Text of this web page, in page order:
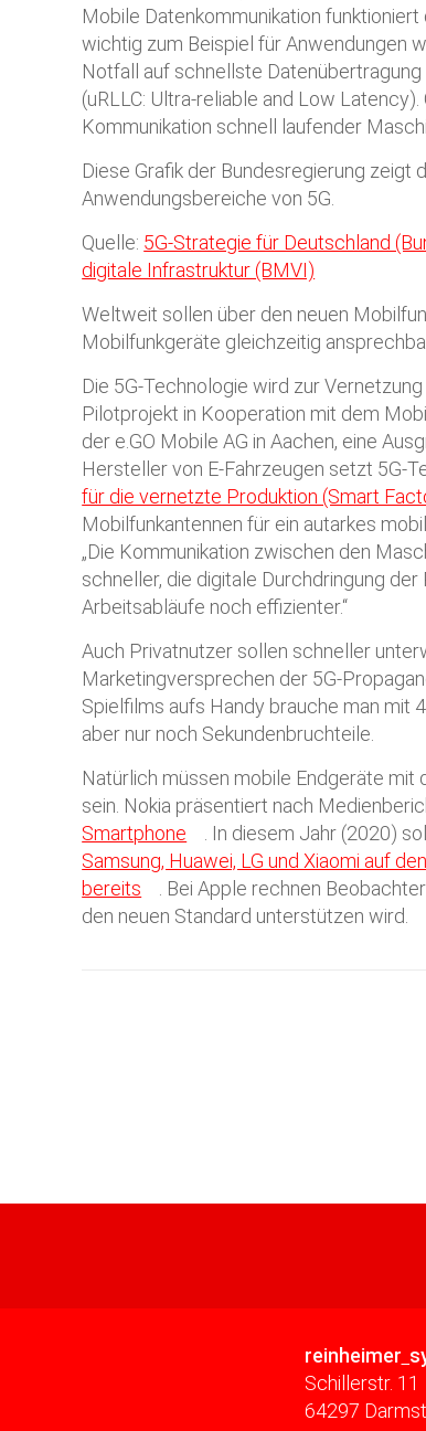
Mobile Datenkommunikation
wichtig zum Beispiel für Anwendungen
Notfall auf schnellste
(uRLLC: Ultra-reliable and Low
Kommunikation schnell laufender
Diese Grafik der Bundesregierung zeigt
Anwendungsbereiche von 5G.
Quelle: 5G-Strategie für Deutschland
digitale Infrastruktur (BMVI)
Weltweit sollen über den neuen
Mobilfunkgeräte gleichzeitig
Die 5G-Technologie wird zur
Pilotprojekt in Kooperation mit dem
der e.GO Mobile AG in Aachen, eine
Hersteller von E-Fahrzeugen setzt 5G-
für die vernetzte Produktion (Smart
Mobilfunkantennen für ein autarkes
„Die Kommunikation zwischen den
schneller, die digitale Durchdringung
Arbeitsabläufe noch effizienter.“
Auch Privatnutzer sollen schneller
Marketingversprechen der 5G-
Spielfilms aufs Handy brauche man mit
aber nur noch Sekundenbruchteile.
Natürlich müssen mobile Endgeräte mit
sein. Nokia präsentiert nach
Smartphone
. In diesem Jahr (2020)
Samsung, Huawei, LG und Xiaomi auf
bereits
. Bei Apple rechnen
den neuen Standard unterstützen wird.
reinheimer
Schillerstr. 11
64297